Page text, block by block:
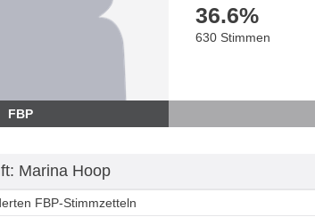
FBP
36.6%
630 Stimmen
Marina Hoop
FBP-Stimmzetteln